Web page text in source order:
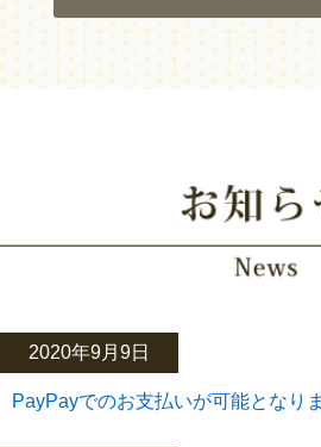
2020年9月9日
PayPayでのお支払いが可能となり